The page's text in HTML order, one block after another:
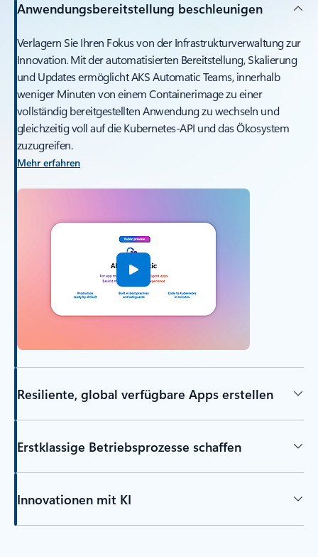
Anwendungsbereitstellung beschleunigen
Verlagern Sie Ihren Fokus von der Infrastrukturverwaltung zur
Innovation. Mit der automatisierten Bereitstellung, Skalierung
und Updates ermöglicht AKS Automatic Teams, innerhalb
weniger Minuten von einem Containerimage zu einer
vollständig bereitgestellten Anwendung zu wechseln und
gleichzeitig voll auf die Kubernetes-API und das Ökosystem
zuzugreifen.
Mehr erfahren
Resiliente, global verfügbare Apps erstellen
Erstklassige Betriebsprozesse schaffen
Innovationen mit KI